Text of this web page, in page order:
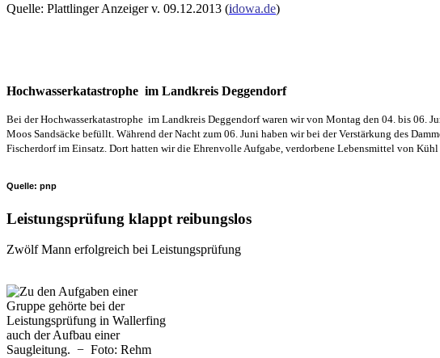
Quelle: Plattlinger Anzeiger v. 09.12.2013 (idowa.de)
Hochwasserkatastrophe im Landkreis Deggendorf
Bei der Hochwasserkatastrophe im Landkreis Deggendorf waren wir von Montag den 04. bis 06.
Moos Sandsäcke befüllt. Während der Nacht zum 06. Juni haben wir bei der Verstärkung des
Fischerdorf im Einsatz. Dort hatten wir die Ehrenvolle Aufgabe, verdorbene Lebensmittel von
Quelle: pnp
Leistungsprüfung klappt reibungslos
Zwölf Mann erfolgreich bei Leistungsprüfung